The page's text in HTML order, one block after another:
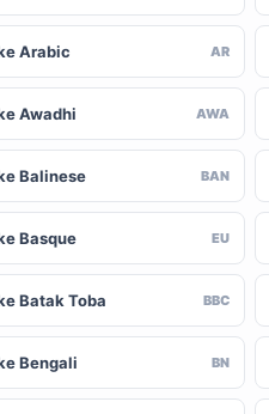
Arabic AR
Awadhi AWA
Balinese BAN
Basque EU
Batak Toba BBC
Bengali BN